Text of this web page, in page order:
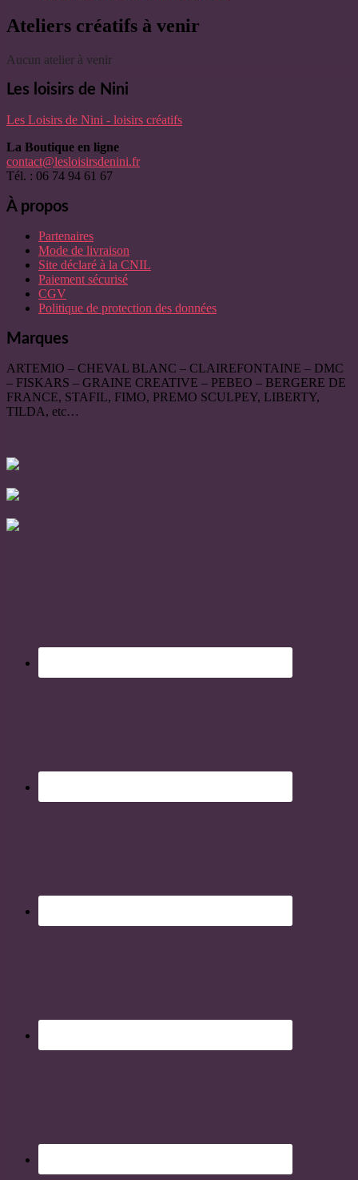
Ateliers créatifs à venir
Aucun atelier à venir
Les loisirs de Nini
Les Loisirs de Nini - loisirs créatifs
La Boutique en ligne
contact@lesloisirsdenini.fr
Tél. : 06 74 94 61 67
À propos
Partenaires
Mode de livraison
Site déclaré à la CNIL
Paiement sécurisé
CGV
Politique de protection des données
Marques
ARTEMIO – CHEVAL BLANC – CLAIREFONTAINE – DMC
– FISKARS – GRAINE CREATIVE – PEBEO – BERGERE DE
FRANCE, STAFIL, FIMO, PREMO SCULPEY, LIBERTY,
TILDA, etc…